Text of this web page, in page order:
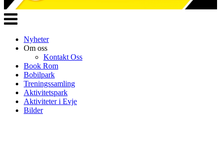
Veksle
navigasjon
Nyheter
Om oss
Kontakt Oss
Book Rom
Bobilpark
Treningssamling
Aktivitetspark
Aktiviteter i Evje
Bilder